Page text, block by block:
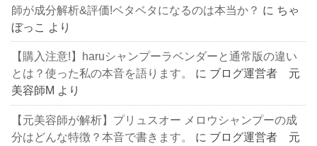
師が成分解析&評価!ベタベタになるのは本当か？ に ちゃ
ぼっこ より
【購入注意!】haruシャンプーラベンダーと通常版の違い
とは？使った私の本音を語ります。
に ブログ運営者 元
美容師M より
【元美容師が解析】プリュスオー メロウシャンプーの成
分はどんな特徴？本音で書きます。
に ブログ運営者 元